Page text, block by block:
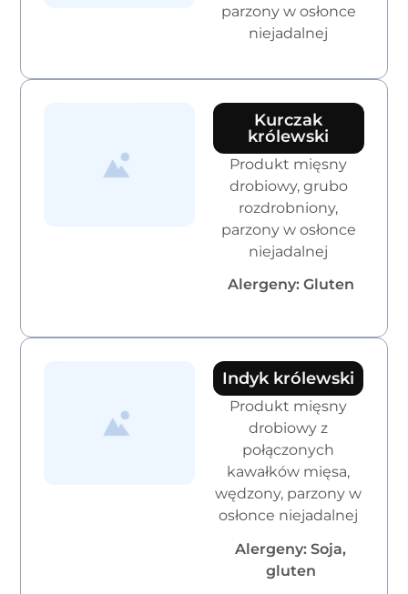
parzony w osłonce
niejadalnej
Kurczak
królewski
Produkt mięsny
drobiowy, grubo
rozdrobniony,
parzony w osłonce
niejadalnej
Alergeny: Gluten
Indyk królewski
Produkt mięsny
drobiowy z
połączonych
kawałków mięsa,
wędzony, parzony w
osłonce niejadalnej
Alergeny: Soja,
gluten